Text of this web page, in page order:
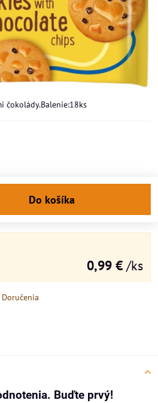
čokolády.Balenie:18ks
Do košíka
0,99 € /ks
Doručenia
Buďte prvý!